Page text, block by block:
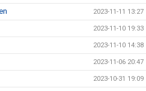
2023-11-11 13:27
2023-11-10 19:33
2023-11-10 14:38
2023-11-06 20:47
2023-10-31 19:09